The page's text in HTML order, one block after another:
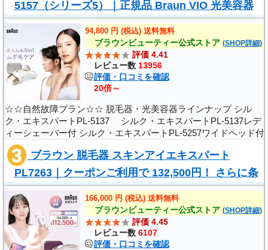
5157（シリーズ5）｜正規品 Braun VIO 光美容器
メンズ 光 脱毛 背中 家庭用 ipl セルフ脱毛 ..
94,800 円 (税込) 送料無料
ブラウンビューティー公式ストア (SHOP詳細)
評価 4.41
レビュー数13956
評価・口コミを確認
20倍～
☆☆自然故障プラン☆☆ 脱毛器・光美容器ラインナップ シル
ク・エキスパートPL-5137 シルク・エキスパートPL-5137レデ
ィーシェーバー付 シルク・エキスパートPL-5257ワイドヘッド付
シルク・エキスパートPL-3133 シルク・エキスパートPL-3000 シ
ルク・エピルSES5880 広告文責..
ブラウン 脱毛器 スキンアイエキスパート
PL7263｜クーポンご利用で 132,500円！ さらに条
件達成で20,000円キャッシュバック｜Pro7 正..
166,000 円 (税込) 送料無料
ブラウンビューティー公式ストア (SHOP詳細)
評価 4.45
レビュー数6107
評価・口コミを確認